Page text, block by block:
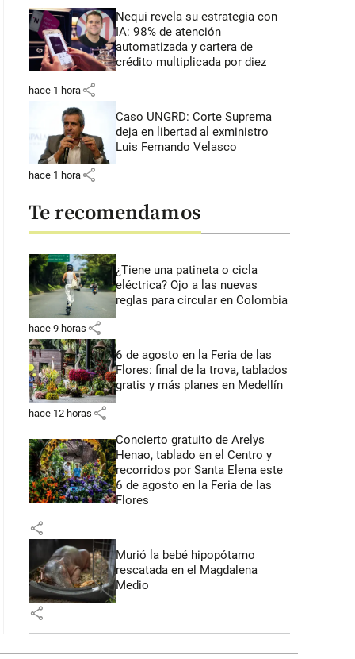
Nequi revela su estrategia con
IA: 98% de atención
automatizada y cartera de
crédito multiplicada por diez
hace 1 hora share
Caso UNGRD: Corte Suprema
deja en libertad al exministro
Luis Fernando Velasco
hace 1 hora share
Te recomendamos
¿Tiene una patineta o cicla
eléctrica? Ojo a las nuevas
reglas para circular en Colombia
hace 9 horas share
6 de agosto en la Feria de las
Flores: final de la trova, tablados
gratis y más planes en Medellín
hace 12 horas share
Concierto gratuito de Arelys
Henao, tablado en el Centro y
recorridos por Santa Elena este
6 de agosto en la Feria de las
Flores
share
Murió la bebé hipopótamo
rescatada en el Magdalena
Medio
share